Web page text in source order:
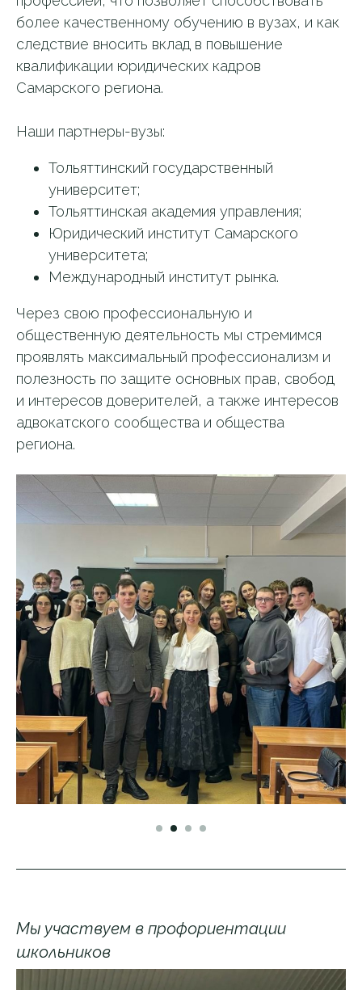
более качественному обучению в вузах, и как
следствие вносить вклад в повышение
квалификации юридических кадров
Самарского региона.
Наши партнеры-вузы:
Тольяттинский государственный
университет;
Тольяттинская академия управления;
Юридический институт Самарского
университета;
Международный институт рынка.
Через свою профессиональную и
общественную деятельность мы стремимся
проявлять максимальный профессионализм и
полезность по защите основных прав, свобод
и интересов доверителей, а также интересов
адвокатского сообщества и общества
региона.
Мы участвуем в профориентации
школьников